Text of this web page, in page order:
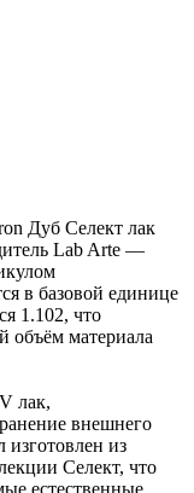
Дуб Селект лак
Lab Arte —
в базовой единице
1.102, что
объём материала
лак,
внешнего
изготовлен из
Селект, что
естественные